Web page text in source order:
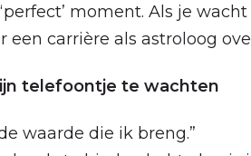
moment. Als je
carrière als astroloog
telefoontje te wachten
waarde die ik breng.”